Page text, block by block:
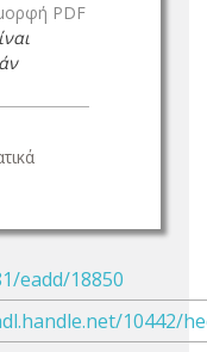
PDF
eadd/18850
10442/